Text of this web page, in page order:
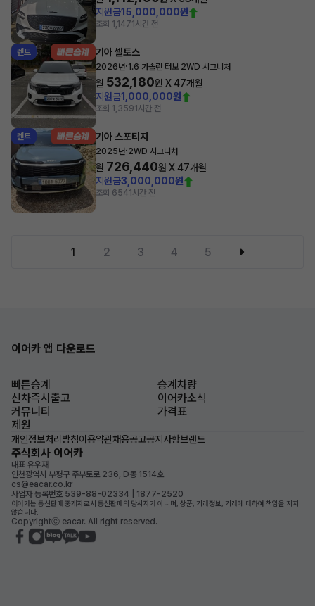
지원금15,000,000원
조회 1,1471시간 전
렌트 기아 셀토스
2026년·1.6 가솔린 터보 2WD 시그니처
월 532,180원 X47개월
지원금1,000,000원
조회 1,3591시간 전
렌트 기아 스포티지
2025년·2WD 시그니처
월 726,440원 X47개월
지원금3,000,000원
조회 6541시간 전
1 2 3 4 5
이어카 앱 다운로드
빠른승계
승계차량
신차즉시출고
이어카소식
커뮤니티
가격표
제원
개인정보처리방침이용약관채용공고공지사항브랜드
주식회사 이어카
대표 유우재
인천광역시 부평구 주부토로 236, D동 1514호
cs@eacar.co.kr
사업자 등록번호 539-88-02334 | 1877-2520
이어카는 통신판매 중개자로서 통신판매의 당사자가 아니며, 상품, 거래정보, 거래에 대하여 책임을 지지
않습니다.
Copyrightⓒ eacar. All right reserved.